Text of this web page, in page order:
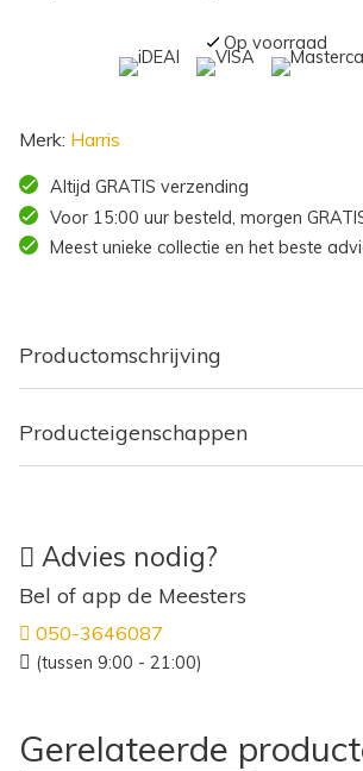
Op voorraad
Merk: Harris
Altijd GRATIS verzending
Voor 15:00 uur besteld, morgen
Meest unieke collectie en het beste
Productomschrijving
Producteigenschappen
Advies nodig?
Bel of app de Meesters
050-3646087
(tussen 9:00 - 21:00)
Gerelateerde